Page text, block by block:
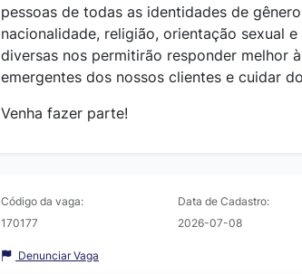
pessoas de todas as identidades de
nacionalidade, religião, orientação sexual
diversas nos permitirão responder melhor
emergentes dos nossos clientes e cuidar
Venha fazer parte!
Código da vaga:
170177
Data de Cadastro:
2026-07-08
Denunciar Vaga